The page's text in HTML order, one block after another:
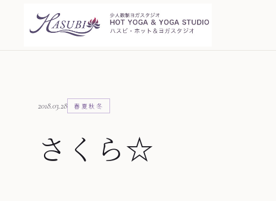
2018.03.28 春夏秋冬
さくら☆